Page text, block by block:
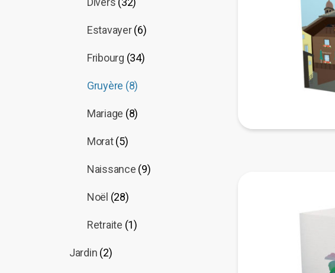
Estavayer (6)
Fribourg (34)
Gruyère (8)
Mariage (8)
Morat (5)
Naissance (9)
Noël (28)
Retraite (1)
Jardin (2)